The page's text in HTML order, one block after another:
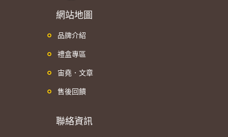
網站地圖
品牌介紹
禮盒專區
宙堯．文章
售後回饋
聯絡資訊